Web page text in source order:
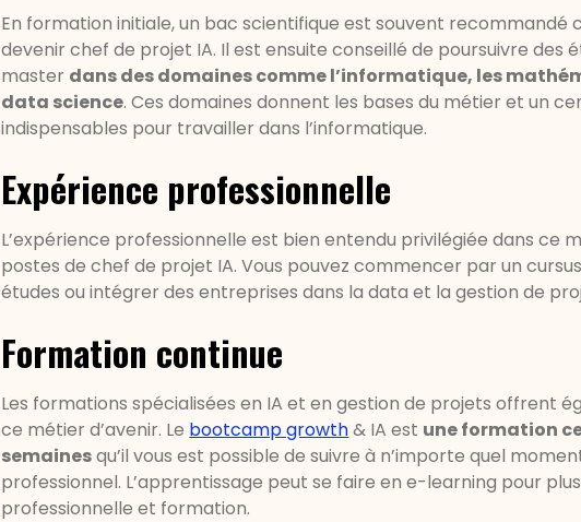
En formation initiale, un bac scientifique est souvent
devenir chef de projet IA. Il est ensuite conseillé de poursuivre des
master dans des domaines comme l’informatique, les
data science. Ces domaines donnent les bases du métier et un
indispensables pour travailler dans l’informatique.
Expérience professionnelle
L’expérience professionnelle est bien entendu privilégiée dans ce
postes de chef de projet IA. Vous pouvez commencer par un
études ou intégrer des entreprises dans la data et la gestion de
Formation continue
Les formations spécialisées en IA et en gestion de projets offrent
ce métier d’avenir. Le bootcamp growth& IA est une formation
semainesqu’il vous est possible de suivre à n’importe quel
professionnel. L’apprentissage peut se faire en e-learning pour
professionnelle et formation.